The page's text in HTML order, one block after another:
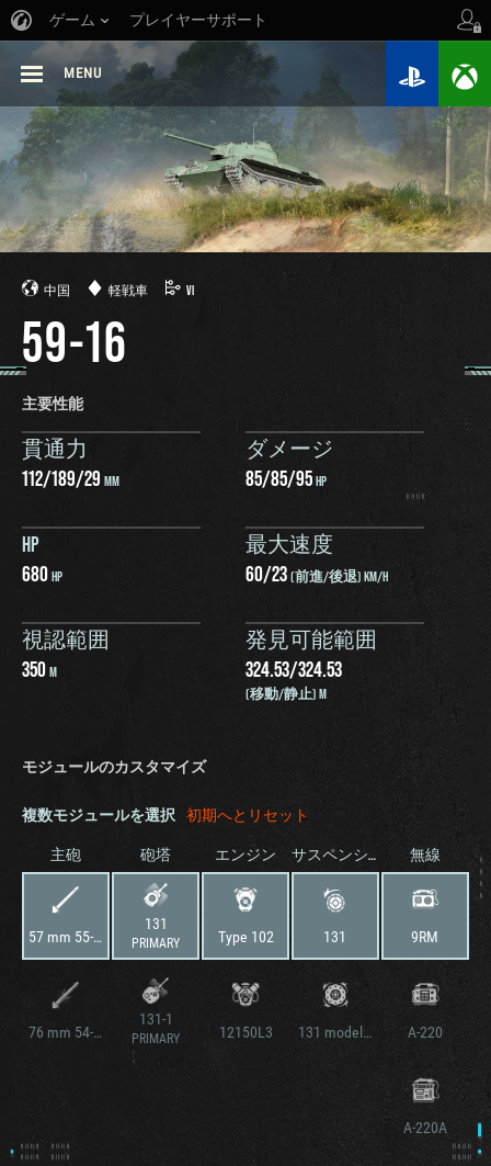
ゲーム プレイヤーサポート
MENU
中国 軽戦車 VI
59-16
主要性能
貫通力
112/189/29 MM
ダメージ
85/85/95HP
HP
680HP
最大速度
60/23(前進/後退) KM/H
視認範囲
350M
発見可能範囲
324.53/324.53
(移動/静止) M
モジュールのカスタマイズ
複数モジュールを選択 初期へとリセット
主砲
57 mm 55-57FGA
76 mm 54-76T
砲塔
131
PRIMARY
131-1
PRIMARY
エンジン
Type 102
12150L3
サスペンション
131
131 model 2
無線
9RM
A-220
A-220A